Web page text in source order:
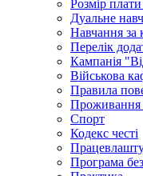
Розмір
Дуальне
Навчання за
Перелік
Кампанія
Військова
Правила
Спорт
Кодекс честі
Програма